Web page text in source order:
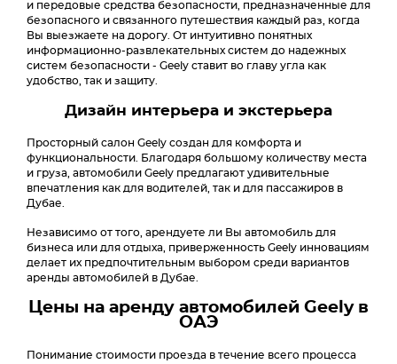
и передовые средства безопасности, предназначенные для
безопасного и связанного путешествия каждый раз, когда
Вы выезжаете на дорогу. От интуитивно понятных
информационно-развлекательных систем до надежных
систем безопасности - Geely ставит во главу угла как
удобство, так и защиту.
Дизайн интерьера и экстерьера
Просторный салон Geely создан для комфорта и
функциональности. Благодаря большому количеству места
и груза, автомобили Geely предлагают удивительные
впечатления как для водителей, так и для пассажиров в
Дубае.
Независимо от того, арендуете ли Вы автомобиль для
бизнеса или для отдыха, приверженность Geely инновациям
делает их предпочтительным выбором среди вариантов
аренды автомобилей в Дубае.
Цены на аренду автомобилей Geely в
ОАЭ
Понимание стоимости проезда в течение всего процесса